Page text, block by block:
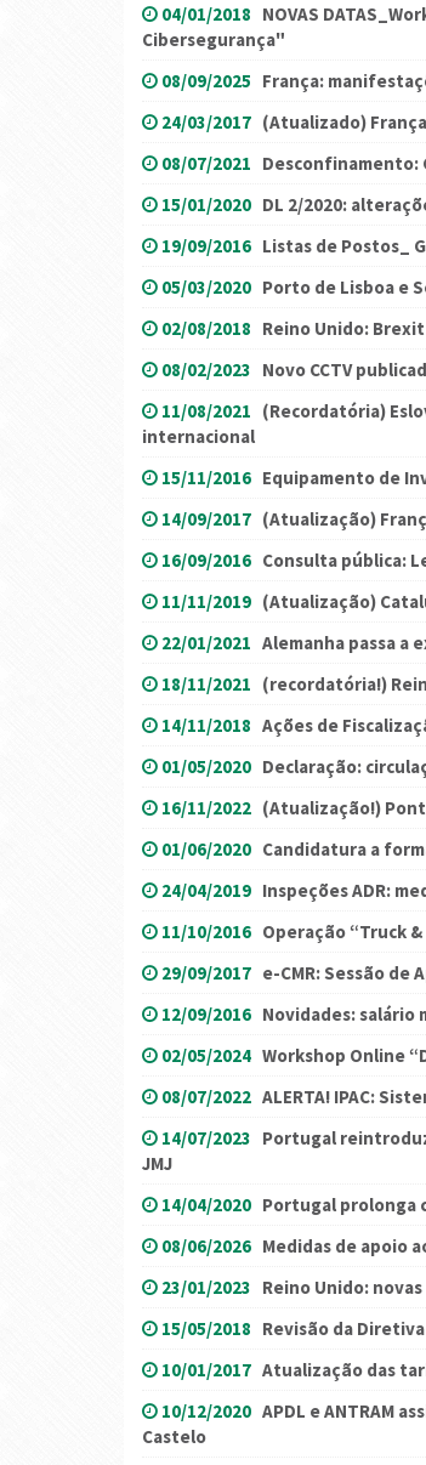
04/01/2018 NOVAS
Cibersegurança"
08/09/2025 França:
24/03/2017 (Atualizado)
08/07/2021 Desconfinamento:
15/01/2020 DL 2/2020:
19/09/2016 Listas de Postos_
05/03/2020 Porto de Lisboa e
02/08/2018 Reino Unido: Brexit
08/02/2023 Novo CCTV
11/08/2021 (Recordatória)
internacional
15/11/2016 Equipamento de
14/09/2017 (Atualização)
16/09/2016 Consulta pública:
11/11/2019 (Atualização)
22/01/2021 Alemanha passa a
18/11/2021 (recordatória!)
14/11/2018 Ações de
01/05/2020 Declaração:
16/11/2022 (Atualização!)
01/06/2020 Candidatura a
24/04/2019 Inspeções ADR:
11/10/2016 Operação “Truck &
29/09/2017 e-CMR: Sessão de
12/09/2016 Novidades: salário
02/05/2024 Workshop Online
08/07/2022 ALERTA! IPAC:
14/07/2023 Portugal
JMJ
14/04/2020 Portugal prolonga
08/06/2026 Medidas de apoio
23/01/2023 Reino Unido:
15/05/2018 Revisão da
10/01/2017 Atualização das
10/12/2020 APDL e ANTRAM
Castelo